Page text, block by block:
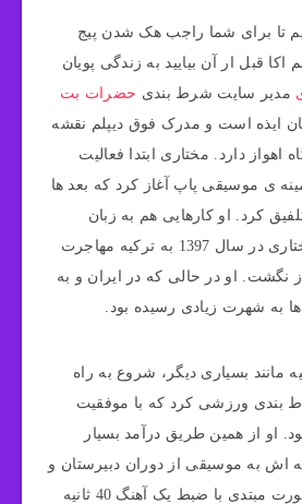
تا برای شما راجب هک شدن پیج
اکا قبل ار آن بیایید به زندگی پویان
مدیر سایت شرط بندی حضرات بت
شهرستان ایذه است و مدرک فوق دیپلم نقشه
دارد. مختاری ابتدا فعالیت
ی موسیقی پاپ آغاز کرد که بعد ها
کرد. او کارهایی هم به زبان
بختیاری دارد. پویان مختاری در سال 1397 به ترکیه مهاجرت
نگشت. او در حالی که در ایران و به
به شهرت زیادی رسیده بود.
مانند بسیاری دیگر، شروع به راه
بندی ورزشی کرد که با موفقیت
او از همین طریق درآمد بسیار
اش به موسیقی از دوران دبیرستان و
دوران بلوغ در ایذه بصورت مبتدی با ضبط یک آهنگ 40 ثانیه